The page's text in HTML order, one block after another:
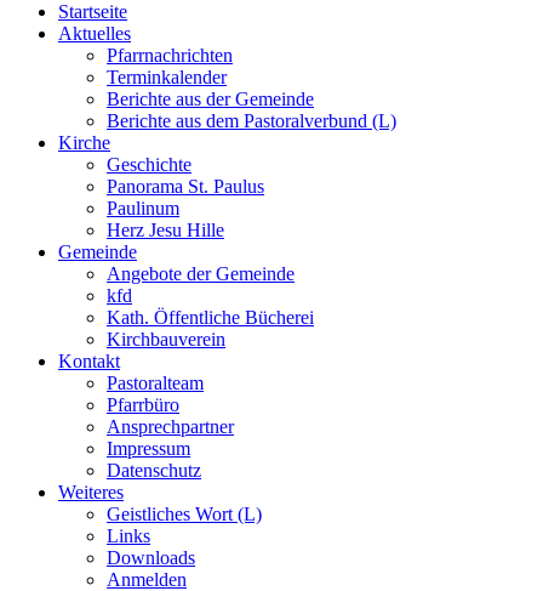
Startseite
Aktuelles
Pfarrnachrichten
Terminkalender
Berichte aus der Gemeinde
Berichte aus dem Pastoralverbund (L)
Kirche
Geschichte
Panorama St. Paulus
Paulinum
Herz Jesu Hille
Gemeinde
Angebote der Gemeinde
kfd
Kath. Öffentliche Bücherei
Kirchbauverein
Kontakt
Pastoralteam
Pfarrbüro
Ansprechpartner
Impressum
Datenschutz
Weiteres
Geistliches Wort (L)
Links
Downloads
Anmelden